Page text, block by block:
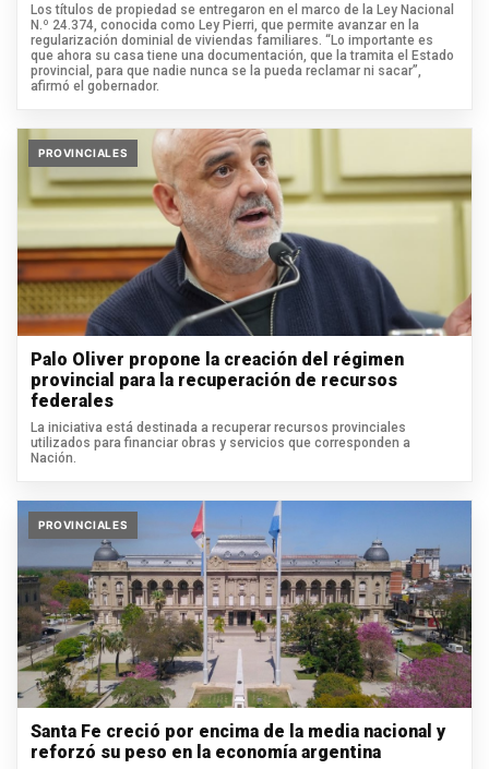
Los títulos de propiedad se entregaron en el marco de la Ley Nacional
N.º 24.374, conocida como Ley Pierri, que permite avanzar en la
regularización dominial de viviendas familiares. “Lo importante es
que ahora su casa tiene una documentación, que la tramita el Estado
provincial, para que nadie nunca se la pueda reclamar ni sacar”,
afirmó el gobernador.
PROVINCIALES
Palo Oliver propone la creación del régimen
provincial para la recuperación de recursos
federales
La iniciativa está destinada a recuperar recursos provinciales
utilizados para financiar obras y servicios que corresponden a
Nación.
PROVINCIALES
Santa Fe creció por encima de la media nacional y
reforzó su peso en la economía argentina